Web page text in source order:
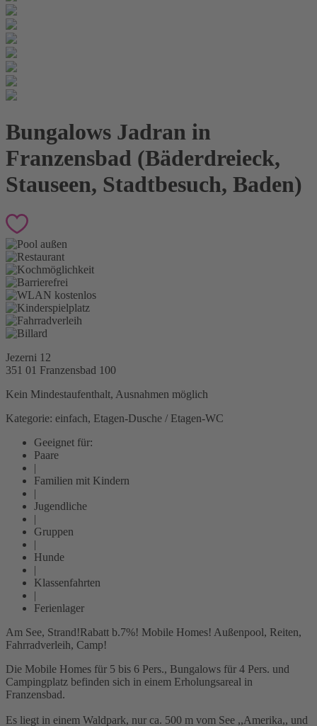
Bungalows Jadran in
Franzensbad (Bäderdreieck,
Stauseen, Stadtbesuch, Baden)
Jezerni 12
351 01 Franzensbad 100
Kein Mindestaufenthalt, Ausnahmen möglich
Kategorie: einfach, Etagen-Dusche / Etagen-WC
Geeignet für:
Paare
|
Familien mit Kindern
|
Jugendliche
|
Gruppen
|
Hunde
|
Klassenfahrten
|
Ferienlager
Am See, Strand!Rabatt b.7%! Mobile Homes! Außenpool, Reiten,
Fahrradverleih, Camp!
Die Mobile Homes für 5 bis 6 Pers., Bungalows für 4 Pers. und
Campingplatz befinden sich in einem Erholungsareal in
Franzensbad.
Es liegt in einem Waldpark, nur ca. 500 m vom See ,,Amerika,, und